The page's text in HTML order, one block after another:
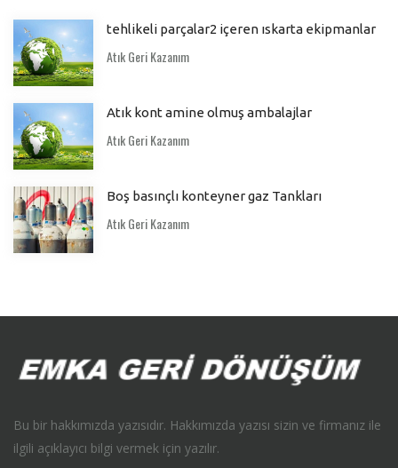
tehlikeli parçalar2 içeren ıskarta ekipmanlar
Atık Geri Kazanım
Atık kont amine olmuş ambalajlar
Atık Geri Kazanım
Boş basınçlı konteyner gaz Tankları
Atık Geri Kazanım
Bu bir hakkımızda yazısıdır. Hakkımızda yazısı sizin ve firmanız ile
ilgili açıklayıcı bilgi vermek için yazılır.